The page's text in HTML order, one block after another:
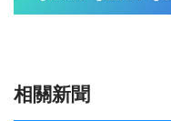
相關新聞